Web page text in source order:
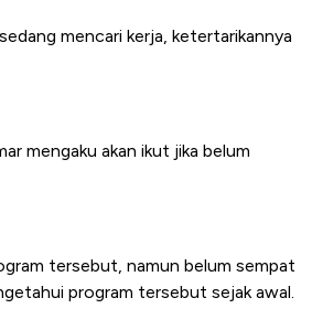
mencari kerja, ketertarikannya
mengaku akan ikut jika belum
tersebut, namun belum sempat
program tersebut sejak awal.